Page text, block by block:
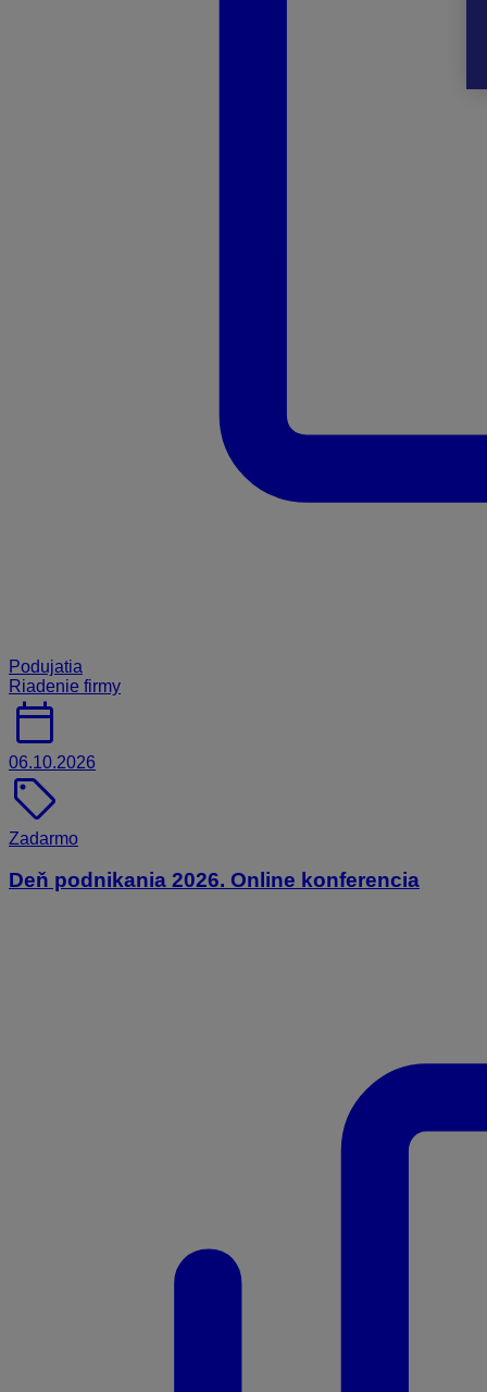
Podujatia
Riadenie firmy
calendar_today
06.10.2026
sell
Zadarmo
Deň podnikania 2026. Online konferencia